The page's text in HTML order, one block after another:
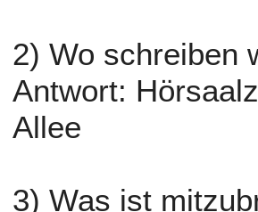
2) Wo schreiben
Antwort:
Allee
3) Was ist